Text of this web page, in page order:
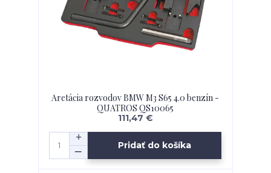
Aretácia rozvodov BMW M3 S65 4.0 benzín -
QUATROS QS10065
111,47 €
Pridať do košíka